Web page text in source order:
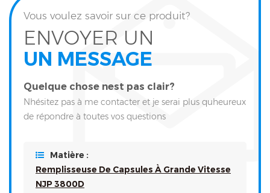
Vous voulez savoir sur ce produit?
ENVOYER UN
UN MESSAGE
Quelque chose nest pas clair?
Nhésitez pas à me contacter et je serai plus quheureux
de répondre à toutes vos questions
Matière :
Remplisseuse De Capsules À Grande Vitesse
NJP 3800D